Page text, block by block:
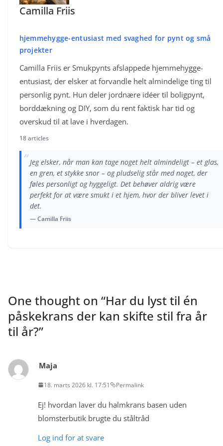
Camilla Friis
hjemmehygge-entusiast med svaghed for pynt og små
projekter
Camilla Friis er Smukpynts afslappede hjemmehygge-
entusiast, der elsker at forvandle helt almindelige ting til
personlig pynt. Hun deler jordnære idéer til boligpynt,
borddækning og DIY, som du rent faktisk har tid og
overskud til at lave i hverdagen.
18 articles
“Jeg elsker, når man kan tage noget helt almindeligt – et glas,
en gren, et stykke snor – og pludselig står med noget, der
føles personligt og hyggeligt. Det behøver aldrig være
perfekt for at være smukt i et hjem, hvor der bliver levet i
det.
— Camilla Friis
One thought on “Har du lyst til én
påskekrans der kan skifte stil fra år
til år?”
Maja
18. marts 2026 kl. 17:51 Permalink
Ej! hvordan laver du halmkrans basen uden
blomsterbutik brugte du ståltråd
Log ind for at svare